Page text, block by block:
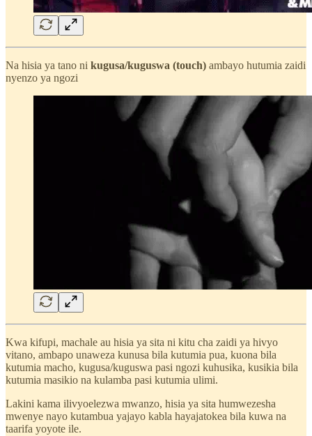
Na hisia ya tano ni kugusa/kuguswa (touch) ambayo hutumia zaidi
nyenzo ya ngozi
Kwa kifupi, machale au hisia ya sita ni kitu cha zaidi ya hivyo
vitano, ambapo unaweza kunusa bila kutumia pua, kuona bila
kutumia macho, kugusa/kuguswa pasi ngozi kuhusika, kusikia bila
kutumia masikio na kulamba pasi kutumia ulimi.
Lakini kama ilivyoelezwa mwanzo, hisia ya sita humwezesha
mwenye nayo kutambua yajayo kabla hayajatokea bila kuwa na
taarifa yoyote ile.